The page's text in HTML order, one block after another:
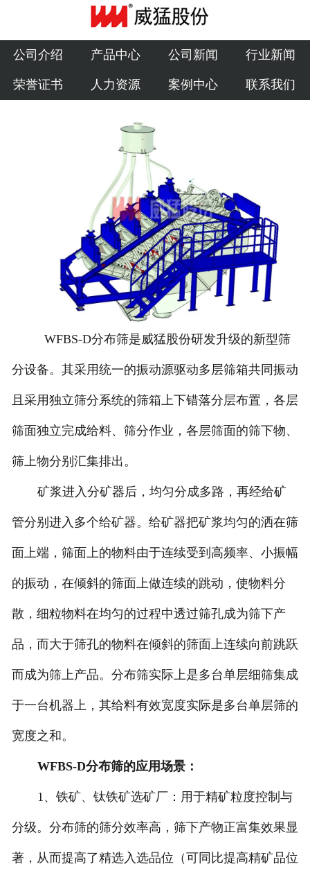
公司介绍
产品中心
公司新闻
人力资源
案例中心
联系我们
公司介绍 产品中心 公司新闻 行业新闻
荣誉证书 人力资源 案例中心 联系我们
WFBS-D分布筛是威猛股份研发升级的新型筛
分设备。其采用统一的振动源驱动多层筛箱共同振动
且采用独立筛分系统的筛箱上下错落分层布置，各层
筛面独立完成给料、筛分作业，各层筛面的筛下物、
筛上物分别汇集排出。
矿浆进入分矿器后，均匀分成多路，再经给矿
管分别进入多个给矿器。给矿器把矿浆均匀的洒在筛
面上端，筛面上的物料由于连续受到高频率、小振幅
的振动，在倾斜的筛面上做连续的跳动，使物料分
散，细粒物料在均匀的过程中透过筛孔成为筛下产
品，而大于筛孔的物料在倾斜的筛面上连续向前跳跃
而成为筛上产品。分布筛实际上是多台单层细筛集成
于一台机器上，其给料有效宽度实际是多台单层筛的
宽度之和。
WFBS-D分布筛的应用场景：
1、铁矿、钛铁矿选矿厂：用于精矿粒度控制与
分级。分布筛的筛分效率高，筛下产物正富集效果显
著，从而提高了精选入选品位（可同比提高精矿品位